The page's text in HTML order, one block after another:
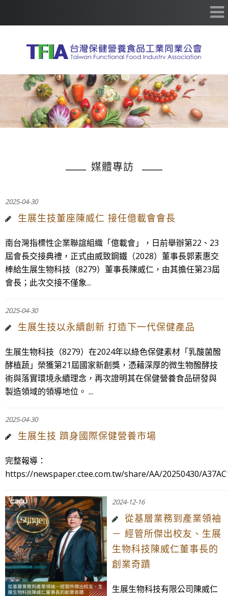
媒體專訪
2025-04-30
生展生技董座陳威仁 接任億載會會長
南台灣指標性企業聯誼組織「億載會」，日前舉辦第22、23
屆會長交接典禮，正式由威致鋼鐵（2028）董事長郭素惠交
棒給生展生物科技（8279）董事長陳威仁，由其擔任第23屆
會長；此次交接不僅象...
2025-04-30
生展生技以永續創新 打造下一代保健產品
生展生物科技（8279）在2024年以綠色保健素材「乳酸菌醱
酵植蔬」榮獲第21屆國家新創獎，憑藉深厚的微生物醱酵技
術與落實環境永續理念，再次證明其在保健營養食品研發與
製造領域的領導地位。 ...
2025-04-30
生展生技 躋身國際保健營養市場
完整報導：
https://newspaper.ctee.com.tw/share/AA/20250430/
2024-12-16
從基層業務到產業領袖
－ 經管所傑出校友、生展
生物科技陳威仁董事長的
創業奇蹟
生展生物科技有限公司陳威仁